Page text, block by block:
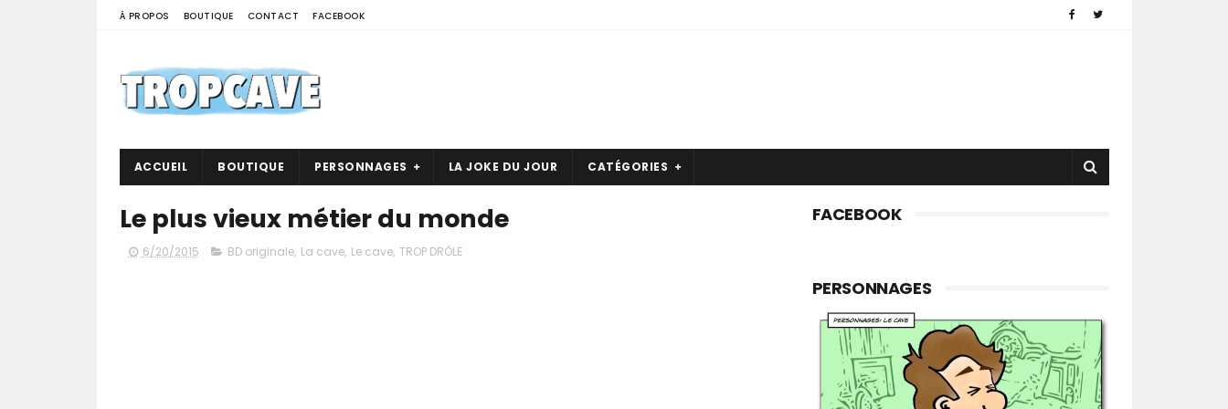
À PROPOS BOUTIQUE CONTACT FACEBOOK
ACCUEIL BOUTIQUE PERSONNAGES LA JOKE DU JOUR CATÉGORIES
Le plus vieux métier du monde
6/20/2015 BD originale, La cave, Le cave, TROP DRÔLE
FACEBOOK
PERSONNAGES